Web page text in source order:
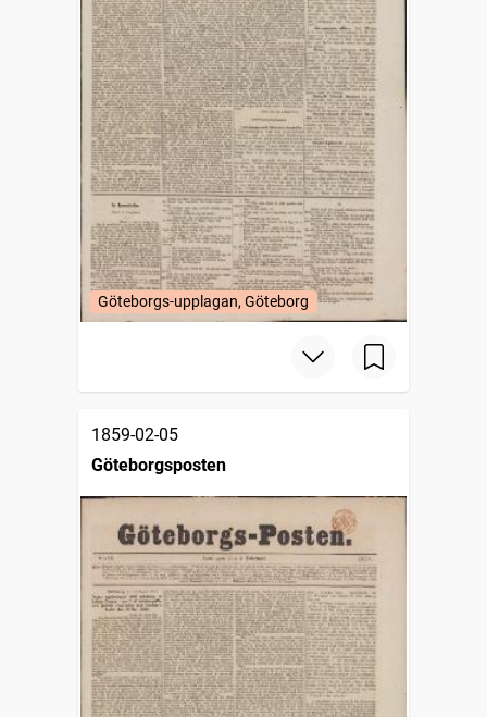
Göteborgs-upplagan, Göteborg
1859-02-05
Göteborgsposten